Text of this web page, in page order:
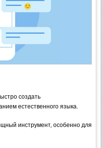
создать
естественного языка.
инструмент, особенно для